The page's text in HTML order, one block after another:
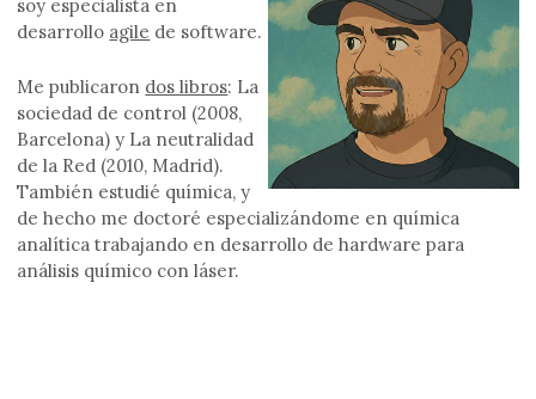
soy especialista en
desarrollo agile de software.
Me publicaron dos libros: La
sociedad de control (2008,
Barcelona) y La neutralidad
de la Red (2010, Madrid).
También estudié química, y
de hecho me doctoré especializándome en química
analítica trabajando en desarrollo de hardware para
análisis químico con láser.